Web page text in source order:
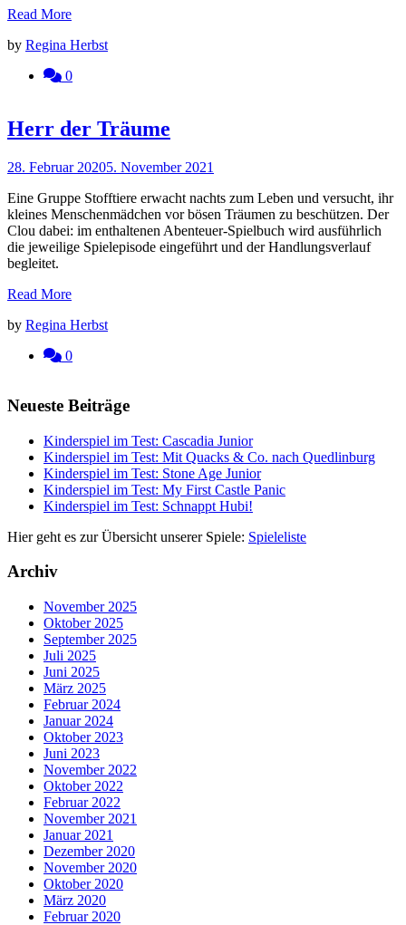
Read More
by Regina Herbst
0
Herr der Träume
28. Februar 20205. November 2021
Eine Gruppe Stofftiere erwacht nachts zum Leben und versucht, ihr
kleines Menschenmädchen vor bösen Träumen zu beschützen. Der
Clou dabei: im enthaltenen Abenteuer-Spielbuch wird ausführlich
die jeweilige Spielepisode eingeführt und der Handlungsverlauf
begleitet.
Read More
by Regina Herbst
0
Neueste Beiträge
Kinderspiel im Test: Cascadia Junior
Kinderspiel im Test: Mit Quacks & Co. nach Quedlinburg
Kinderspiel im Test: Stone Age Junior
Kinderspiel im Test: My First Castle Panic
Kinderspiel im Test: Schnappt Hubi!
Hier geht es zur Übersicht unserer Spiele: Spieleliste
Archiv
November 2025
Oktober 2025
September 2025
Juli 2025
Juni 2025
März 2025
Februar 2024
Januar 2024
Oktober 2023
Juni 2023
November 2022
Oktober 2022
Februar 2022
November 2021
Januar 2021
Dezember 2020
November 2020
Oktober 2020
März 2020
Februar 2020